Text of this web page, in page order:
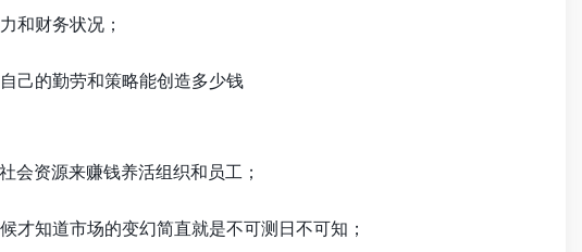
和财务状况；
己的勤劳和策略能创造多少钱
资源来赚钱养活组织和员工；
知道市场的变幻简直就是不可测日不可知；